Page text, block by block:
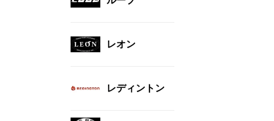
レオン
レディントン